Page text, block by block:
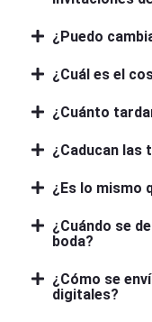
¿Puedo
¿Cuál es el
¿Cuánto
¿Caducan las
¿Es lo mismo
¿Cuándo se
boda?
¿Cómo se
digitales?